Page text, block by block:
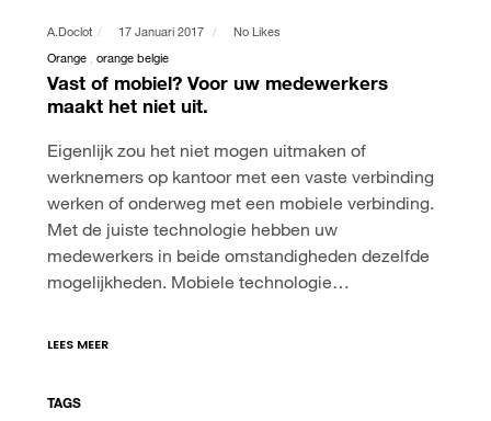
A.doclot 17 Januari 2017 No Likes
Orange orange belgie
Vast of mobiel? Voor uw medewerkers
maakt het niet uit.
Eigenlijk zou het niet mogen uitmaken of
werknemers op kantoor met een vaste verbinding
werken of onderweg met een mobiele verbinding.
Met de juiste technologie hebben uw
medewerkers in beide omstandigheden dezelfde
mogelijkheden. Mobiele technologie…
LEES MEER
TAGS